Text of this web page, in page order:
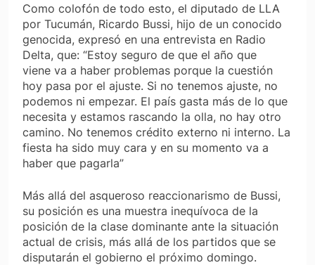
Como colofón de todo esto, el diputado de LLA
por Tucumán, Ricardo Bussi, hijo de un conocido
genocida, expresó en una entrevista en Radio
Delta, que: “Estoy seguro de que el año que
viene va a haber problemas porque la cuestión
hoy pasa por el ajuste. Si no tenemos ajuste, no
podemos ni empezar. El país gasta más de lo que
necesita y estamos rascando la olla, no hay otro
camino. No tenemos crédito externo ni interno. La
fiesta ha sido muy cara y en su momento va a
haber que pagarla”
Más allá del asqueroso reaccionarismo de Bussi,
su posición es una muestra inequívoca de la
posición de la clase dominante ante la situación
actual de crisis, más allá de los partidos que se
disputarán el gobierno el próximo domingo.